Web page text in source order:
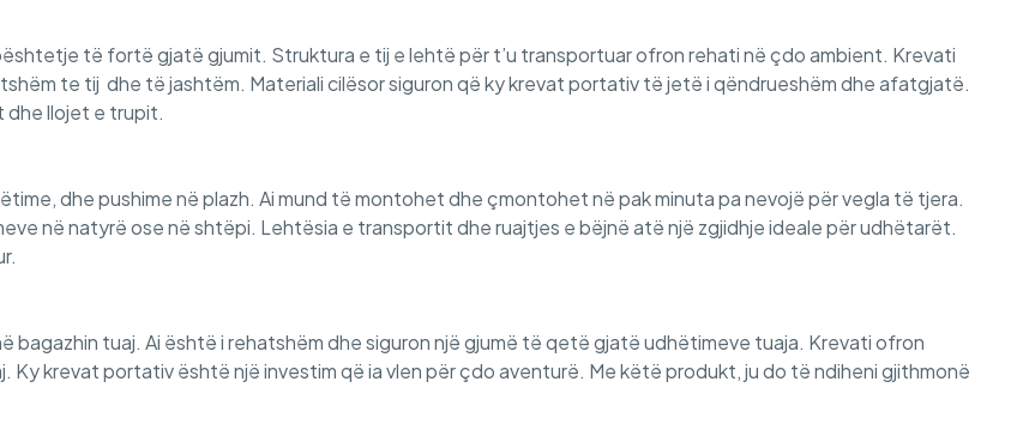
të fortë gjatë gjumit. Struktura e tij e lehtë për t’u transportuar ofron rehati në çdo ambient. Krevati
te tij dhe të jashtëm. Materiali cilësor siguron që ky krevat portativ të jetë i qëndrueshëm dhe afatgjatë.
dhe llojet e trupit.
dhe pushime në plazh. Ai mund të montohet dhe çmontohet në pak minuta pa nevojë për vegla të tjera.
në natyrë ose në shtëpi. Lehtësia e transportit dhe ruajtjes e bëjnë atë një zgjidhje ideale për udhëtarët.
tuaj. Ai është i rehatshëm dhe siguron një gjumë të qetë gjatë udhëtimeve tuaja. Krevati ofron
krevat portativ është një investim që ia vlen për çdo aventurë. Me këtë produkt, ju do të ndiheni gjithmonë